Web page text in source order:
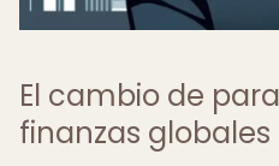
El cambio de
finanzas globales